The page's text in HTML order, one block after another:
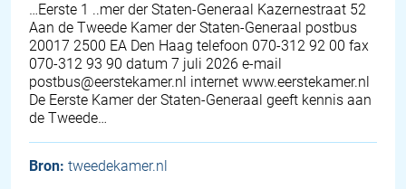
…Eerste 1 ..mer der Staten-Generaal Kazernestraat 52
Aan de Tweede Kamer der Staten-Generaal postbus
20017 2500 EA Den Haag telefoon 070-312 92 00 fax
070-312 93 90 datum 7 juli 2026 e-mail
postbus@eerstekamer.nl internet www.eerstekamer.nl
De Eerste Kamer der Staten-Generaal geeft kennis aan
de Tweede…
Bron: tweedekamer.nl